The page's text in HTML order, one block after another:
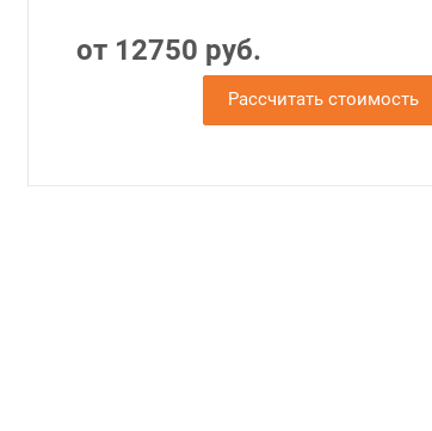
от 12750 руб.
Рассчитать стоимость